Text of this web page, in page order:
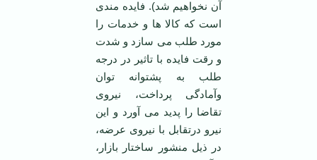
آن نخواهیم شد). فایده مندی
است که کالا ها و خدمات را
مورد طلب می سازد و شدت
و رقت فایده با تاثیر در درجه
طلب به پشتوانه توان
وآمادگی پرداخت، نیروی
تقاضا را پدید می آورد و این
نیرو درتقابل با نیروی عرضه،
در ذیل منشور ساختار بازار،